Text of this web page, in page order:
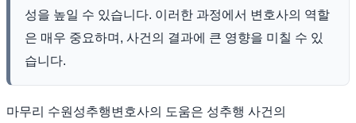
성을 높일 수 있습니다. 이러한 과정에서 변호사의 역할
은 매우 중요하며, 사건의 결과에 큰 영향을 미칠 수 있
습니다.
마무리 수원성추행변호사의 도움은 성추행 사건의